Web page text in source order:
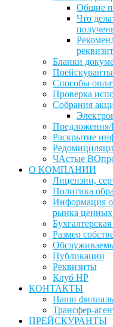
Общие
Что
Бланки
Прейскуранты
Способы
Проверка
Собрания
Раскрытие
ЧАстые
О КОМПАНИИ
Лицензии,
Политика
Информация о
рынка ценных
Размер
Публикации
Реквизиты
Клуб НР
КОНТАКТЫ
Наши
Трансфер-
ПРЕЙСКУРАНТЫ